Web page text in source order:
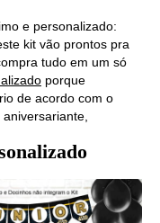
kit vão prontos pra
tudo em um só
porque
de acordo com o